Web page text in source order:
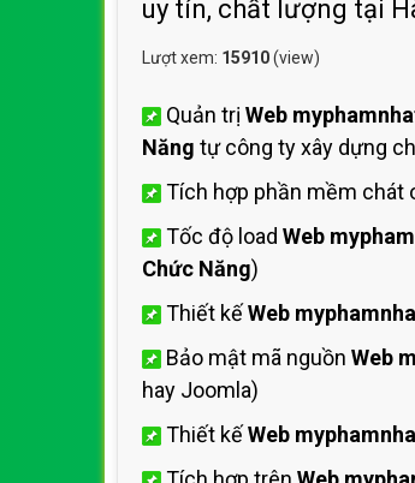
uy tín, chất lượng tại
Lượt xem: 15910(view)
Quản trị Web
Năng tự công ty xây dựng
Tích hợp phần mềm chát
Tốc độ load Web
Chức Năng)
Thiết kếWeb
Bảo mật mã nguồn Web
hay Joomla)
Thiết kếWeb